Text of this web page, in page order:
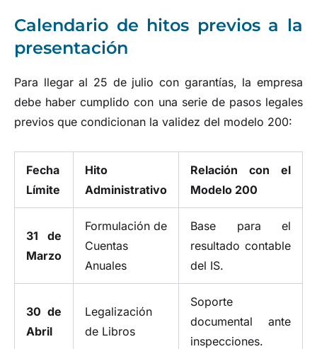
Calendario de hitos previos a la
presentación
Para llegar al 25 de julio con garantías, la empresa
debe haber cumplido con una serie de pasos legales
previos que condicionan la validez del modelo 200:
Fecha
Límite
Hito
Administrativo
Relación con el
Modelo 200
31 de
Marzo
Formulación de
Cuentas
Anuales
Base para el
resultado contable
del IS.
30 de
Abril
Legalización
de Libros
Soporte
documental ante
inspecciones.